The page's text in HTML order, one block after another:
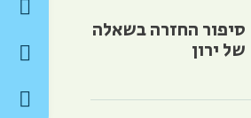
סיפור החזרה בשאלה
של ירון